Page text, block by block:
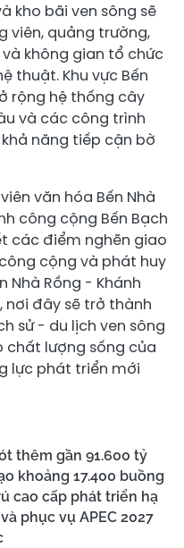
kho bãi ven sông sẽ
viên, quảng trường,
không gian tổ chức
thuật. Khu vực Bến
rộng hệ thống cây
và các công trình
năng tiếp cận bờ
văn hóa Bến Nhà
công cộng Bến Bạch
các điểm nghẽn giao
cộng và phát huy
Nhà Rồng - Khánh
nơi đây sẽ trở thành
sử - du lịch ven sông
chất lượng sống của
lực phát triển mới
thêm gần 91.600 tỷ
khoảng 17.400 buồng
cao cấp phát triển hạ
phục vụ APEC 2027